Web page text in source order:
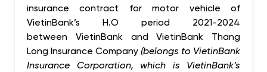
insurance contract for motor vehicle of
VietinBank’s H.O period 2021-2024
between VietinBank and VietinBank Thang
Long Insurance Company (belongs to VietinBank
Insurance Corporation, which is VietinBank’s